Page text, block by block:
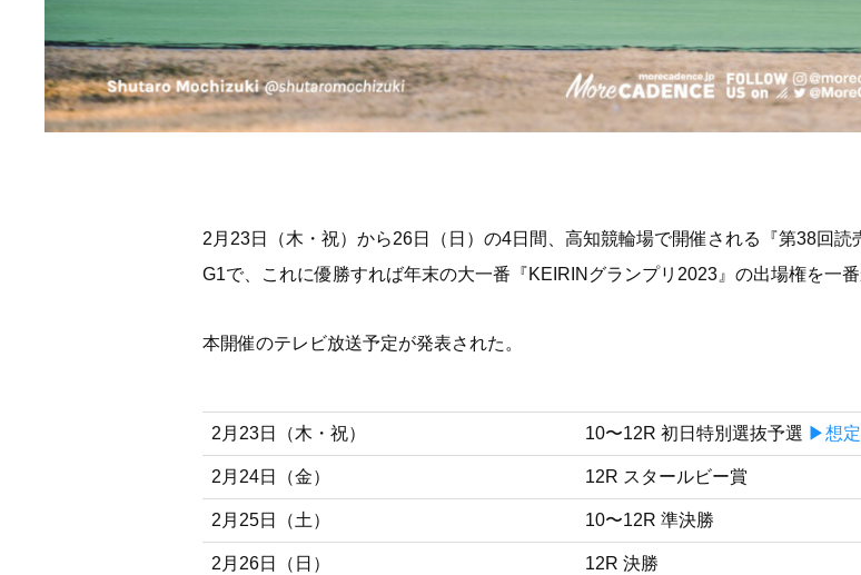
2月23日（木・祝）から26日（日）の4日間、高知競輪場で開催される『第38回
G1で、これに優勝すれば年末の大一番『KEIRINグランプリ2023』の出場権を一
本開催のテレビ放送予定が発表された。
2月23日（木・祝） 10〜12R 初日特別選抜予選 ▶︎想定
2月24日（金） 12R スタールビー賞
2月25日（土） 10〜12R 準決勝
2月26日（日） 12R 決勝